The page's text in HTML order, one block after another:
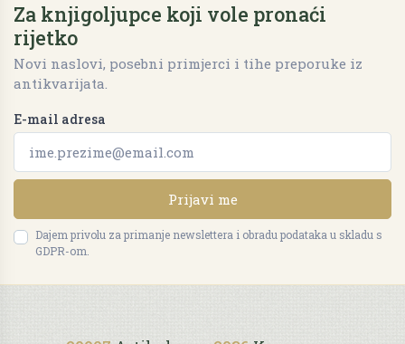
Za knjigoljupce koji vole pronaći
rijetko
Novi naslovi, posebni primjerci i tihe preporuke iz
antikvarijata.
E-mail adresa
Prijavi me
Dajem privolu za primanje newslettera i obradu podataka u skladu s
GDPR-om.